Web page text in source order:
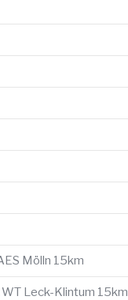
Mölln 15km
Leck-Klintum 15km